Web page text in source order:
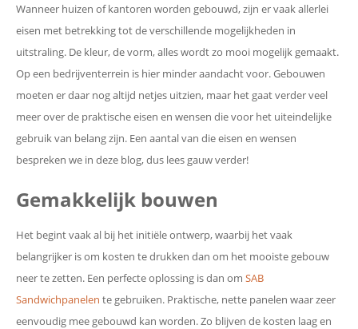
Wanneer huizen of kantoren worden gebouwd, zijn er vaak allerlei
eisen met betrekking tot de verschillende mogelijkheden in
uitstraling. De kleur, de vorm, alles wordt zo mooi mogelijk gemaakt.
Op een bedrijventerrein is hier minder aandacht voor. Gebouwen
moeten er daar nog altijd netjes uitzien, maar het gaat verder veel
meer over de praktische eisen en wensen die voor het uiteindelijke
gebruik van belang zijn. Een aantal van die eisen en wensen
bespreken we in deze blog, dus lees gauw verder!
Gemakkelijk bouwen
Het begint vaak al bij het initiële ontwerp, waarbij het vaak
belangrijker is om kosten te drukken dan om het mooiste gebouw
neer te zetten. Een perfecte oplossing is dan om SAB
Sandwichpanelen te gebruiken. Praktische, nette panelen waar zeer
eenvoudig mee gebouwd kan worden. Zo blijven de kosten laag en